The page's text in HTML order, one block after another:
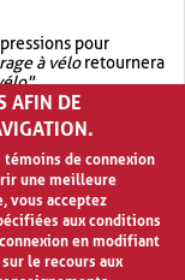
pour
à véloretournera
.
OR.garage OR vélo
garage à vélo
AFIN DE
de connexion
une meilleure
vous acceptez
aux conditions
en modifiant
le recours aux